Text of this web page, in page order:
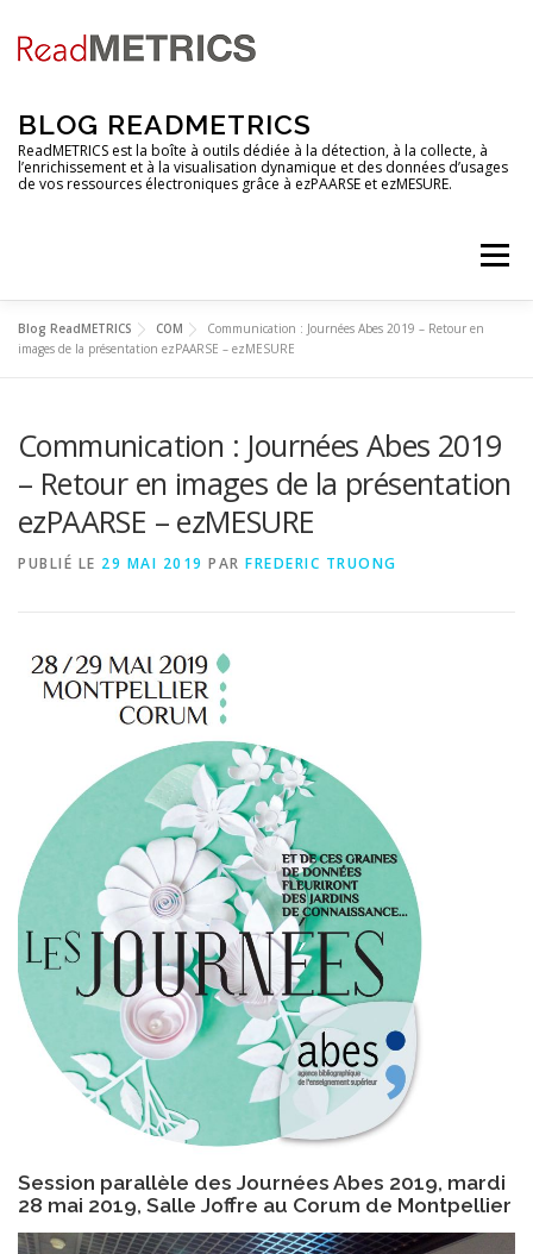
contenu
BLOG READMETRICS
ReadMETRICS est la boîte à outils dédiée à la détection, à la collecte, à
l’enrichissement et à la visualisation dynamique et des données d’usages
de vos ressources électroniques grâce à ezPAARSE et ezMESURE.
Menu
NOUVELLES FONCTIONNALITES
ANALYSES DE PLATEFORMES TUTORIELS
RENDEZ-VOUS EZCOUNTER
Blog ReadMETRICS COM
Communication : Journées Abes 2019 – Retour en
images de la présentation ezPAARSE – ezMESURE
Communication : Journées Abes 2019
– Retour en images de la présentation
ezPAARSE – ezMESURE
PUBLIÉ LE 29 MAI 2019 PAR FREDERIC TRUONG
Session parallèle des Journées Abes 2019, mardi
28 mai 2019, Salle Joffre au Corum de Montpellier